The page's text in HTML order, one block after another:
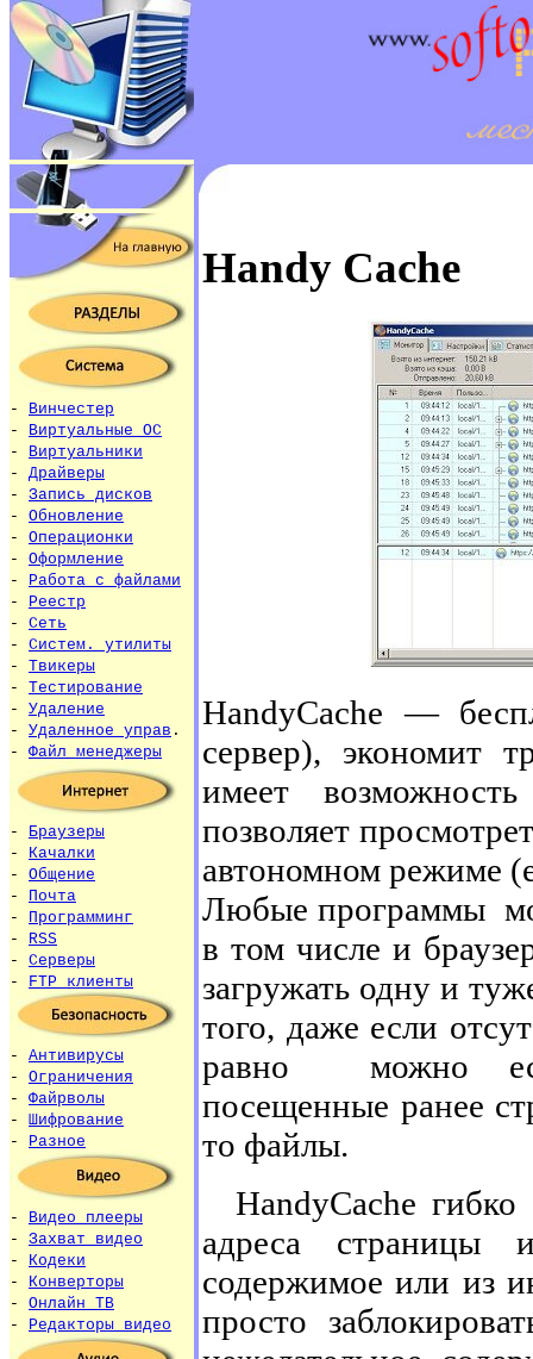
- Винчестер
- Виртуальные ОС
- Виртуальники
- Драйверы
- Запись дисков
- Обновление
- Операционки
- Оформление
- Работа с файлами
- Реестр
- Сеть
- Систем. утилиты
- Твикеры
- Тестирование
- Удаление
- Удаленное управ .
- Файл менеджеры
- Браузеры
- Качалки
- Общение
- Почта
- Программинг
- RSS
- Серверы
- FTP клиенты
- Антивирусы
- Ограничения
- Файрволы
- Шифрование
- Разное
- Видео плееры
- Захват видео
- Кодеки
- Конверторы
- Онлайн ТВ
- Редакторы видео
Handy Cache
HandyCache —
сервер), экономит
имеет
позволяет
автономном режиме
Любые программы
в том числе и
загружать одну и
того, даже если
равно можно
посещенные ранее
то файлы.
HandyCache гибко
адреса страницы
содержимое или из
просто